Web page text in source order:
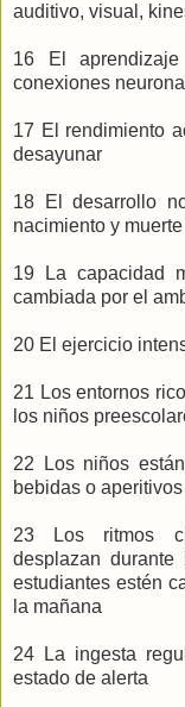
auditivo, visual,
16 El
conexiones
17 El rendimiento
desayunar
18 El desarrollo
nacimiento y
19 La capacidad
cambiada por el
20 El ejercicio
21 Los entornos
los niños
22 Los niños
bebidas o
23 Los ritmos
desplazan
estudiantes estén
la mañana
24 La ingesta
estado de alerta